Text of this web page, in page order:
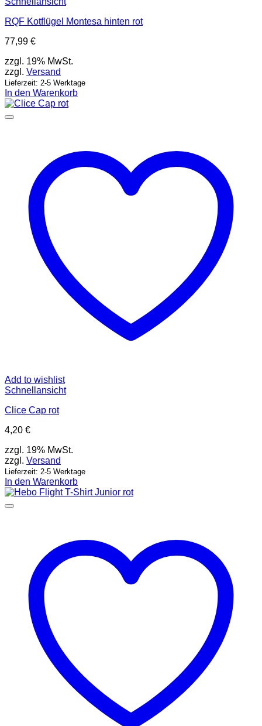
RQF Kotflügel Montesa hinten rot
77,99 €
zzgl. 19% MwSt.
zzgl. Versand
Lieferzeit: 2-5 Werktage
In den Warenkorb
Add to wishlist
Schnellansicht
Clice Cap rot
4,20 €
zzgl. 19% MwSt.
zzgl. Versand
Lieferzeit: 2-5 Werktage
In den Warenkorb